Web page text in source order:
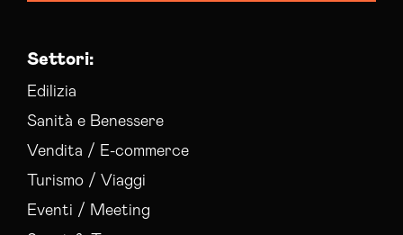
Gestione Campagne Google Ads Sondrio
Gestione Social Media Sondrio
Social Media Advertising Sondrio
Sviluppo Ecommerce Sondrio
Web Agency Sondrio
Settori:
Edilizia
Sanità e Benessere
Vendita / E-commerce
Turismo / Viaggi
Eventi / Meeting